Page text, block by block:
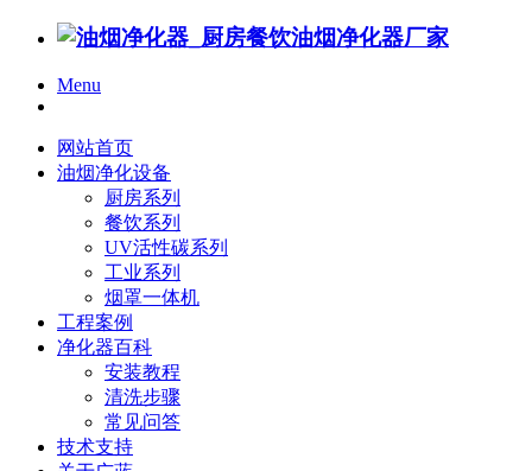
Menu
网站首页
油烟净化设备
厨房系列
餐饮系列
UV活性碳系列
工业系列
烟罩一体机
工程案例
净化器百科
安装教程
清洗步骤
常见问答
技术支持